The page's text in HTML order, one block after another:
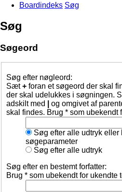
Boardindeks Søg
Søg
Søgeord
Søg efter nøgleord:
Sæt+ foran et søgeord der skal
der skal udelukkes i søgningen.
adskilt med
og omgivet af
skal findes. Brug * som ubekendt
Søg efter alle udtryk eller
søgeparameter
Søg efter alle udtryk
Søg efter en bestemt forfatter:
Brug * som ubekendt for ukendte